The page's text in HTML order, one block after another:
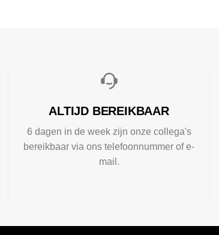
ALTIJD BEREIKBAAR
6 dagen in de week zijn onze collega's
bereikbaar via ons telefoonnummer of e-
mail.